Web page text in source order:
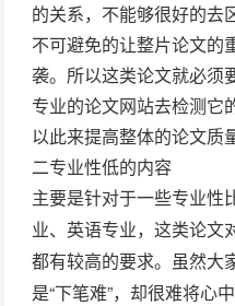
的关系，不能够很好的去
不可避免的让整片论文的
袭。所以这类论文就必须
专业的论文网站去检测它
以此来提高整体的论文质
二专业性低的内容
主要是针对于一些专业性
业、英语专业，这类论文
都有较高的要求。虽然大
是“下笔难”，却很难将心